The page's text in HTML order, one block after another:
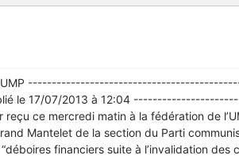
à l’UMP
le 17/07/2013 à 12:04
ce mercredi matin à la fédération de
Mantelet de la section du Parti
financiers suite à l’invalidation